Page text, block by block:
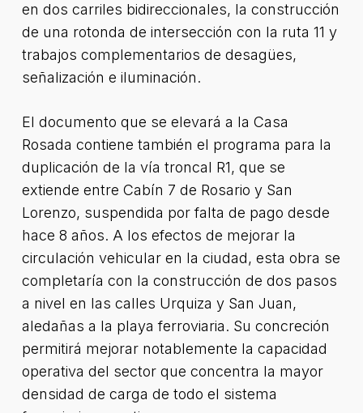
en dos carriles bidireccionales, la construcción
de una rotonda de intersección con la ruta 11 y
trabajos complementarios de desagües,
señalización e iluminación.
El documento que se elevará a la Casa
Rosada contiene también el programa para la
duplicación de la vía troncal R1, que se
extiende entre Cabín 7 de Rosario y San
Lorenzo, suspendida por falta de pago desde
hace 8 años. A los efectos de mejorar la
circulación vehicular en la ciudad, esta obra se
completaría con la construcción de dos pasos
a nivel en las calles Urquiza y San Juan,
aledañas a la playa ferroviaria. Su concreción
permitirá mejorar notablemente la capacidad
operativa del sector que concentra la mayor
densidad de carga de todo el sistema